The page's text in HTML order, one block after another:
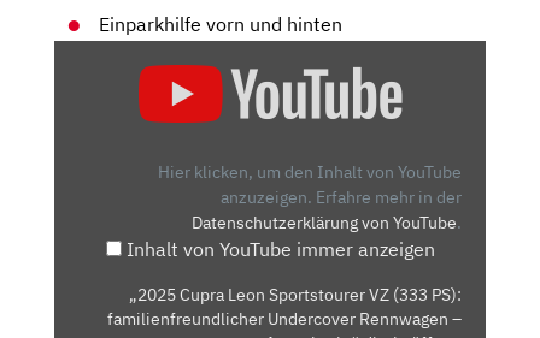
Einparkhilfe vorn und hinten
FAMILIENFREUNDLICHER
UNDERCOVER
RENNWAGEN
Hier klicken, um den Inhalt von YouTube
anzuzeigen. Erfahre mehr in der
Datenschutzerklärung von YouTube.
Inhalt von YouTube immer anzeigen
„2025 Cupra Leon Sportstourer VZ (333 PS):
familienfreundlicher Undercover Rennwagen –